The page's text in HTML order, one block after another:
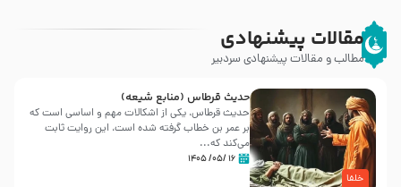
مقالات پیشنهادی
مطالب و مقالات پیشنهادی سردبیر
خلفا
حدیث قرطاس (منابع شیعه)
حدیث قرطاس، یکی از اشکالات مهم و اساسی است که
بر عمر بن خطاب گرفته شده است، این روایت ثابت
می‌کند که...
۱۶ /۰۵/ ۱۴۰۵